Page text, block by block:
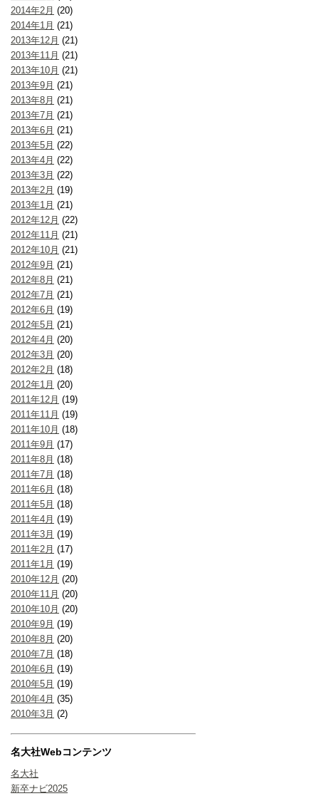
2014年2月 (20)
2014年1月 (21)
2013年12月 (21)
2013年11月 (21)
2013年10月 (21)
2013年9月 (21)
2013年8月 (21)
2013年7月 (21)
2013年6月 (21)
2013年5月 (22)
2013年4月 (22)
2013年3月 (22)
2013年2月 (19)
2013年1月 (21)
2012年12月 (22)
2012年11月 (21)
2012年10月 (21)
2012年9月 (21)
2012年8月 (21)
2012年7月 (21)
2012年6月 (19)
2012年5月 (21)
2012年4月 (20)
2012年3月 (20)
2012年2月 (18)
2012年1月 (20)
2011年12月 (19)
2011年11月 (19)
2011年10月 (18)
2011年9月 (17)
2011年8月 (18)
2011年7月 (18)
2011年6月 (18)
2011年5月 (18)
2011年4月 (19)
2011年3月 (19)
2011年2月 (17)
2011年1月 (19)
2010年12月 (20)
2010年11月 (20)
2010年10月 (20)
2010年9月 (19)
2010年8月 (20)
2010年7月 (18)
2010年6月 (19)
2010年5月 (19)
2010年4月 (35)
2010年3月 (2)
名大社Webコンテンツ
名大社
新卒ナビ2025